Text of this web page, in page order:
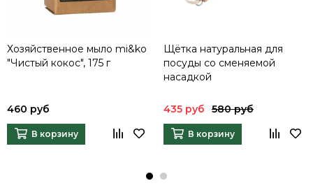
Хозяйственное мыло mi&ko
"Чистый кокос", 175 г
460 руб
В корзину
Щётка натуральная для
посуды со сменяемой
насадкой
435 руб 580 руб
В корзину